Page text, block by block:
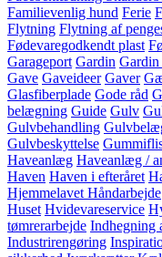
Familievenlig hund Ferie
Flytning Flytning af
Fødevaregodkendt plast
Garageport Gardin Gardin
Gave Gaveideer Gaver
Glasfiberplade Gode råd
belægning Guide Gulv
Gulvbehandling
Gulvbeskyttelse
Haveanlæg Haveanlæg /
Haven Haven i efteråret
Hjemmelavet Håndarbejde
Huset Hvidevareservice
tømrerarbejde Indhegning
Industrirengøring